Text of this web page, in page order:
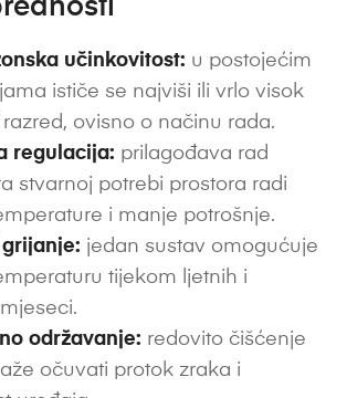
učinkovitost: u postojećim
ističe se najviši ili vrlo visok
ovisno o načinu rada.
regulacija: prilagođava rad
stvarnoj potrebi prostora radi
i manje potrošnje.
grijanje: jedan sustav omogućuje
tijekom ljetnih i
održavanje: redovito čišćenje
očuvati protok zraka i